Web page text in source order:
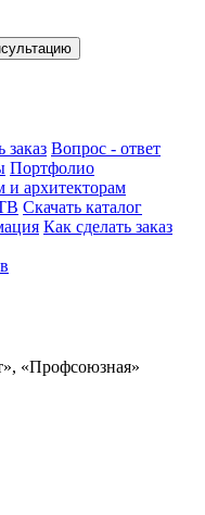
заказ Вопрос - ответ
Портфолио
и архитекторам
Скачать каталог
Как сделать заказ
«Профсоюзная»